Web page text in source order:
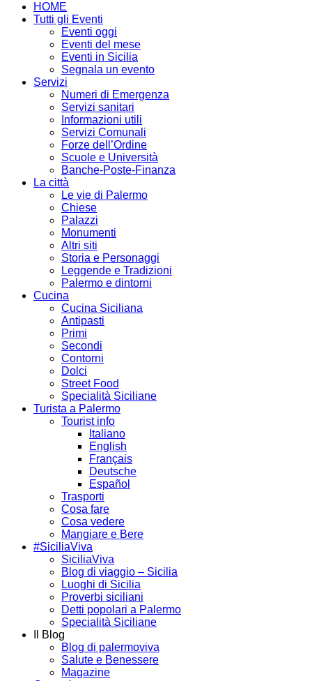
HOME
Tutti gli Eventi
Eventi oggi
Eventi del mese
Eventi in Sicilia
Segnala un evento
Servizi
Numeri di Emergenza
Servizi sanitari
Informazioni utili
Servizi Comunali
Forze dell’Ordine
Scuole e Università
Banche-Poste-Finanza
La città
Le vie di Palermo
Chiese
Palazzi
Monumenti
Altri siti
Storia e Personaggi
Leggende e Tradizioni
Palermo e dintorni
Cucina
Cucina Siciliana
Antipasti
Primi
Secondi
Contorni
Dolci
Street Food
Specialità Siciliane
Turista a Palermo
Tourist info
Italiano
English
Français
Deutsche
Español
Trasporti
Cosa fare
Cosa vedere
Mangiare e Bere
#SiciliaViva
SiciliaViva
Blog di viaggio – Sicilia
Luoghi di Sicilia
Proverbi siciliani
Detti popolari a Palermo
Specialità Siciliane
Il Blog
Blog di palermoviva
Salute e Benessere
Magazine